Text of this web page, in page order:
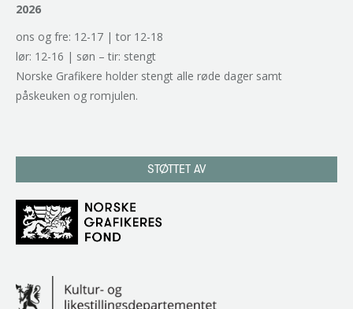
2026
ons og fre: 12-17 | tor 12-18
lør: 12-16 | søn – tir: stengt
Norske Grafikere holder stengt alle røde dager samt
påskeuken og romjulen.
STØTTET AV